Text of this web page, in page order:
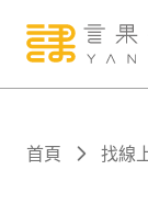
關於
首頁 找線